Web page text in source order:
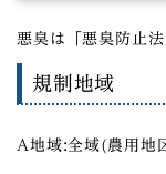
悪臭は「悪臭防止
規制地域
A地域:全域(農用地